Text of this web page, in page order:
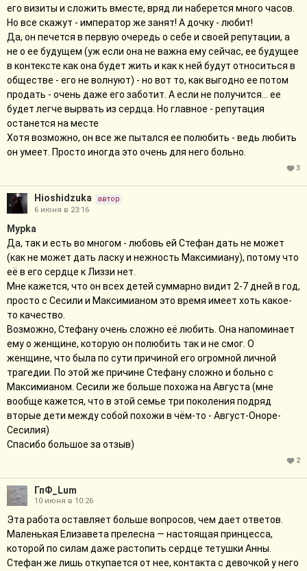
его визиты и сложить вместе, вряд ли наберется много часов.
Но все скажут - император же занят! А дочку - любит!
Да, он печется в первую очередь о себе и своей репутации, а
не о ее будущем (уж если она не важна ему сейчас, ее будущее
в контексте как она будет жить и как к ней будут относиться в
обществе - его не волнуют) - но вот то, как выгодно ее потом
продать - очень даже его заботит. А если не получится... ее
будет легче вырвать из сердца. Но главное - репутация
останется на месте
Хотя возможно, он все же пытался ее полюбить - ведь любить
он умеет. Просто иногда это очень для него больно.
3
Hioshidzuka
автор
6 июня в 23:16
Мурkа
Да, так и есть во многом - любовь ей Стефан дать не может
(как не может дать ласку и нежность Максимиану), потому что
её в его сердце к Лиззи нет.
Мне кажется, что он всех детей суммарно видит 2-7 дней в год,
просто с Сесили и Максимианом это время имеет хоть какое-
то качество.
Возможно, Стефану очень сложно её любить. Она напоминает
ему о женщине, которую он полюбить так и не смог. О
женщине, что была по сути причиной его огромной личной
трагедии. По этой же причине Стефану сложно и больно с
Максимианом. Сесили же больше похожа на Августа (мне
вообще кажется, что в этой семье три поколения подряд
вторые дети между собой похожи в чём-то - Август-Оноре-
Сесилия)
Спасибо большое за отзыв)
2
ГпФ_Lum
10 июня в 10:26
Эта работа оставляет больше вопросов, чем дает ответов.
Маленькая Елизавета прелесна — настоящая принцесса,
которой по силам даже растопить сердце тетушки Анны.
Стефан же лишь откупается от нее, контакта с девочкой у него